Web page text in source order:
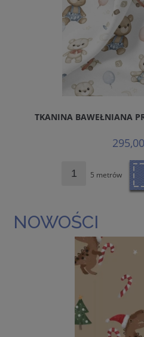
TKANINA BAWEŁNIANA
5 metrów
NOWOŚCI